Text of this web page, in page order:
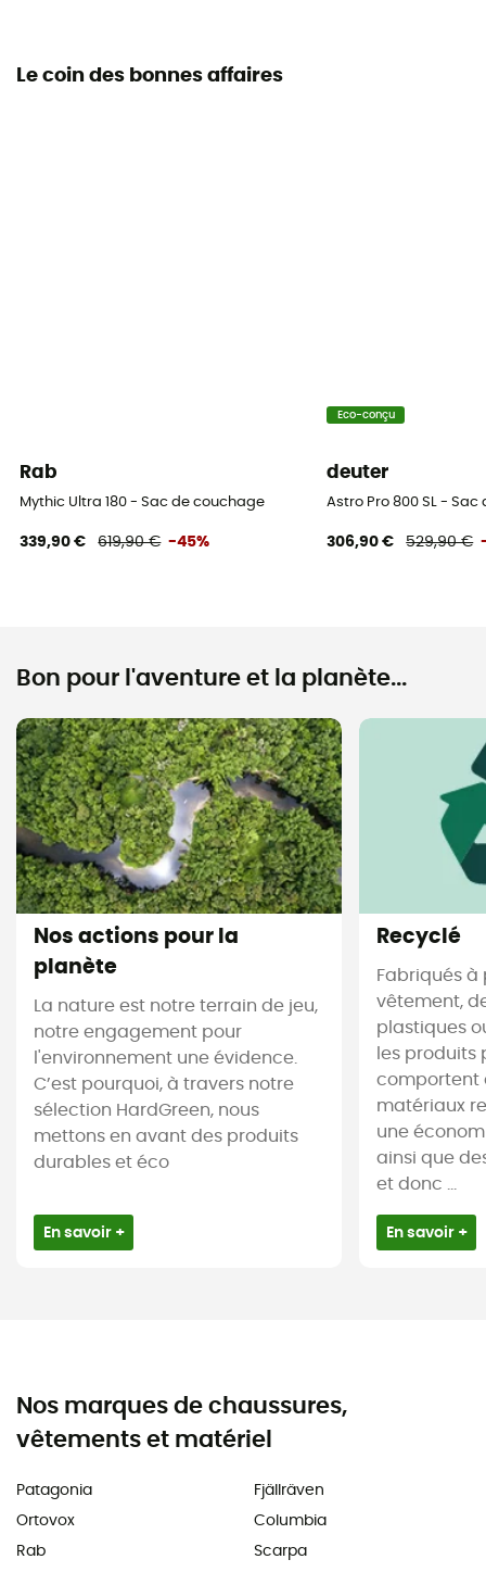
Le coin des bonnes affaires
Rab
Mythic Ultra 180 - Sac de couchage
339,90 € 619,90 € -45%
Eco-conçu
deuter
Astro Pro 800 SL -
306,90 € 529,90 €
Bon pour l'aventure et la planète...
Nos actions pour la
planète
La nature est notre terrain de jeu,
notre engagement pour
l'environnement une évidence.
C’est pourquoi, à travers notre
sélection HardGreen, nous
mettons en avant des produits
durables et éco
En savoir +
Recyclé
Fabriqués à
vêtement,
plastiques
les produits
comportent
matériaux
une
ainsi que
et donc ...
En savoir +
Nos marques de chaussures,
vêtements et matériel
Patagonia
Ortovox
Rab
Fjällräven
Columbia
Scarpa